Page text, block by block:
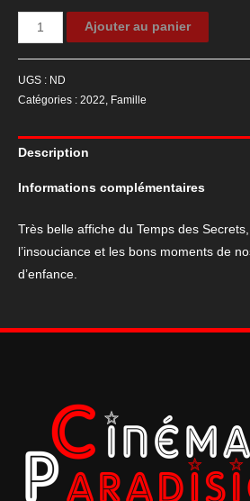
quantité
de
du
film
Le
des
Secrets
Ajouter au panier
UGS : ND
Catégories : 2022, Famille
Description
Informations complémentaires
Très belle affiche du Temps des
l’insouciance et les bons moments de
d’enfance.